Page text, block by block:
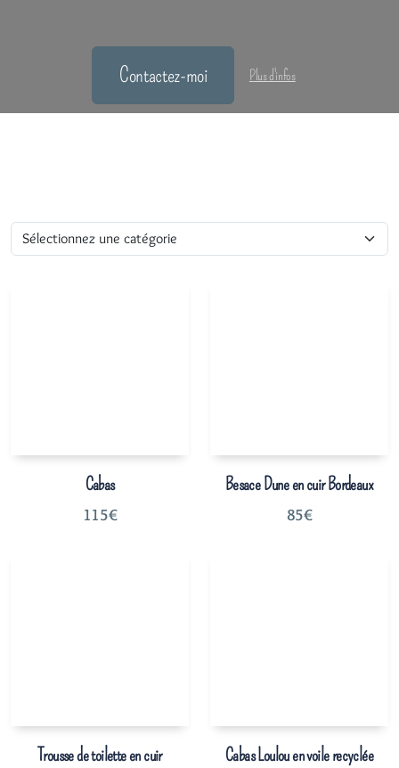
Contactez-moi Plus d'infos
Cabas
115€
Besace Dune en cuir Bordeaux
85€
Trousse de toilette en cuir Cabas Loulou en voile recyclée